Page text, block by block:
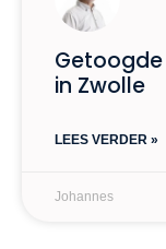
in Zwolle
LEES VERDER »
Johannes